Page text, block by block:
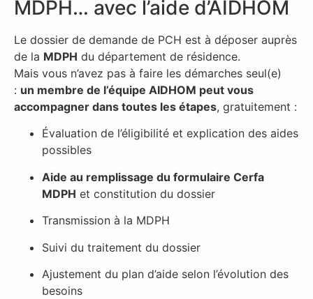
MDPH… avec l’aide d’AIDHOM
Le dossier de demande de PCH est à déposer auprès
de la MDPH du département de résidence.
Mais vous n’avez pas à faire les démarches seul(e)
: un membre de l’équipe AIDHOM peut vous
accompagner dans toutes les étapes, gratuitement :
Évaluation de l’éligibilité et explication des aides
possibles
Aide au remplissage du formulaire Cerfa
MDPH et constitution du dossier
Transmission à la MDPH
Suivi du traitement du dossier
Ajustement du plan d’aide selon l’évolution des
besoins